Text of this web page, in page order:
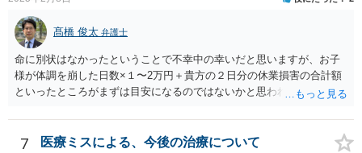
髙橋 俊太 弁護士
命に別状はなかったということで不幸中の幸いだと思いますが、お子
様が体調を崩した日数×１〜2万円＋貴方の２日分の休業損害の合計額
といったところがまずは目安になるのではないかと思われます。
7 医療ミスによる、今後の治療について